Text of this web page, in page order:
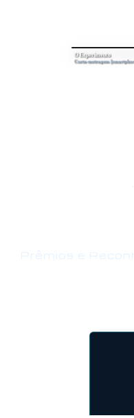
O Experimento
Curta-metragem
Prêmios e